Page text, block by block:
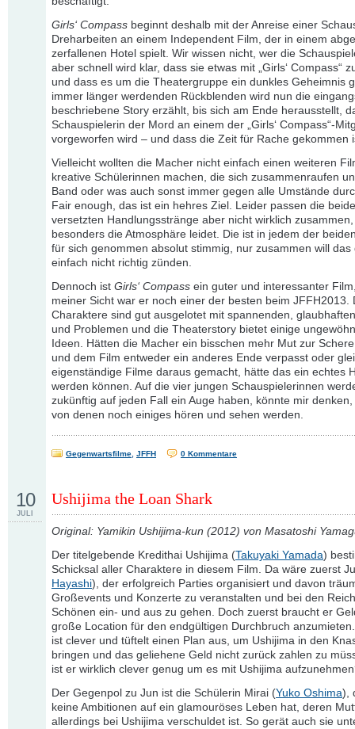
Girls‘ Compass beginnt deshalb mit der Anreise einer
Dreharbeiten an einem Independent Film, der in einem
zerfallenen Hotel spielt. Wir wissen nicht, wer die
aber schnell wird klar, dass sie etwas mit „Girls‘ Compass“
und dass es um die Theatergruppe ein dunkles Geheimnis
immer länger werdenden Rückblenden wird nun die
beschriebene Story erzählt, bis sich am Ende herausstellt,
Schauspielerin der Mord an einem der „Girls‘ Compass“-
vorgeworfen wird – und dass die Zeit für Rache gekommen
Vielleicht wollten die Macher nicht einfach einen weiteren
kreative Schülerinnen machen, die sich zusammenraufen
Band oder was auch sonst immer gegen alle Umstände
Fair enough, das ist ein hehres Ziel. Leider passen die
versetzten Handlungsstränge aber nicht wirklich
besonders die Atmosphäre leidet. Die ist in jedem der
für sich genommen absolut stimmig, nur zusammen will das
einfach nicht richtig zünden.
Dennoch ist Girls‘ Compass ein guter und interessanter
meiner Sicht war er noch einer der besten beim JFFH2013.
Charaktere sind gut ausgelotet mit spannenden,
und Problemen und die Theaterstory bietet einige
Ideen. Hätten die Macher ein bisschen mehr Mut zur
und dem Film entweder ein anderes Ende verpasst oder
eigenständige Filme daraus gemacht, hätte das ein echtes
werden können. Auf die vier jungen Schauspielerinnen
zukünftig auf jeden Fall ein Auge haben, könnte mir
von denen noch einiges hören und sehen werden.
Gegenwartsfilme JFFH 0 Kommentare
Ushijima the Loan Shark
10
JULI
Original: Yamikin Ushijima-kun (2012) von Masatoshi
Der titelgebende Kredithai Ushijima (Takuyaki Yamada)
Schicksal aller Charaktere in diesem Film. Da wäre zuerst
Hayashi), der erfolgreich Parties organisiert und davon
Großevents und Konzerte zu veranstalten und bei den
Schönen ein- und aus zu gehen. Doch zuerst braucht er
große Location für den endgültigen Durchbruch
ist clever und tüftelt einen Plan aus, um Ushijima in den
bringen und das geliehene Geld nicht zurück zahlen zu
ist er wirklich clever genug um es mit Ushijima
Der Gegenpol zu Jun ist die Schülerin Mirai (Yuko Oshima),
keine Ambitionen auf ein glamouröses Leben hat, deren
allerdings bei Ushijima verschuldet ist. So gerät auch sie